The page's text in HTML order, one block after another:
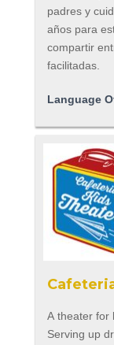
padres y
años para
compartir
facilitadas.
Language
A theater for
Serving up